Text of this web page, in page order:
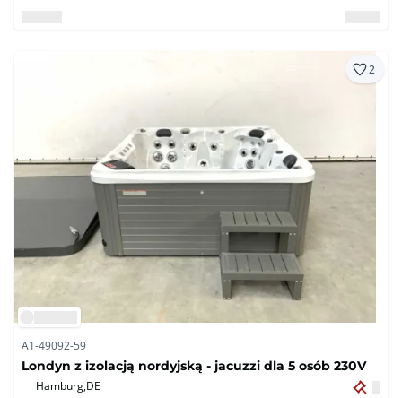
2
A1-49092-59
Londyn z izolacją nordyjską - jacuzzi dla 5 osób 230V
Hamburg,DE